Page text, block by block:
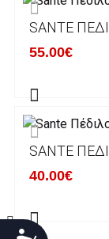
ΠΟΛΙΤΙΚΗ
προιόν.
Βασική
να μην
SANTE
55.00€
SANTE
40.00€